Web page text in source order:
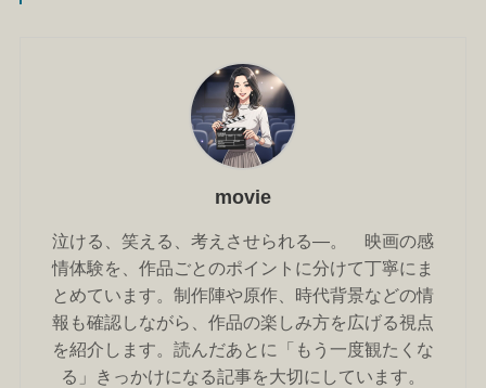
movie
泣ける、笑える、考えさせられる―。 映画の感
情体験を、作品ごとのポイントに分けて丁寧にま
とめています。制作陣や原作、時代背景などの情
報も確認しながら、作品の楽しみ方を広げる視点
を紹介します。読んだあとに「もう一度観たくな
る」きっかけになる記事を大切にしています。